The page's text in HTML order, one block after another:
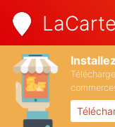
LaCarte